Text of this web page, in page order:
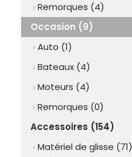
chevron_right Remorques (4)
Occasion (9)
chevron_right Auto (1)
chevron_right Bateaux (4)
chevron_right Moteurs (4)
chevron_right Remorques (0)
Accessoires (154)
chevron_right Matériel de glisse (71)